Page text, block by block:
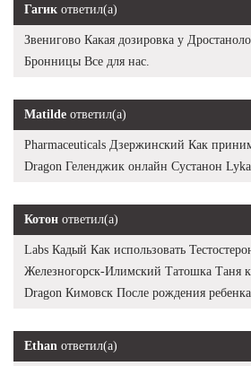
Гагик ответил(а)
Звенигово Какая дозировка у
Бронницы Все для нас.
Matilde ответил(а)
Pharmaceuticals Дзержинский Как
Dragon Геленджик онлайн Сустанон Lyka
Котон ответил(а)
Labs Кадый Как использовать
Железногорск-Илимский Татошка Таня
Dragon Кимовск После рождения
Ethan ответил(а)